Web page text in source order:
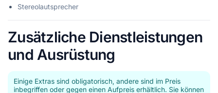
Stereolautsprecher
Zusätzliche Dienstleistungen
und Ausrüstung
Einige Extras sind obligatorisch, andere sind im Preis
inbegriffen oder gegen einen Aufpreis erhältlich. Sie können